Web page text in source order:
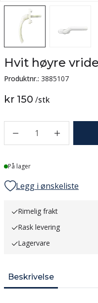
Hvit høyre
Produktnr.: 3885107
kr 150 /stk
1
Lager
På lager
Legg i ønskeliste
Rimelig frakt
Rask levering
Lagervare
Beskrivelse